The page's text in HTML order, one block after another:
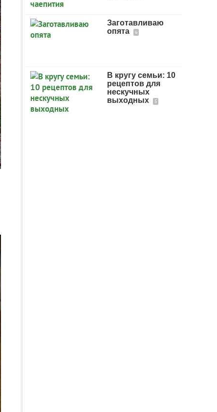
Заготавливаю
опята
6
В кругу семьи: 10
рецептов для
нескучных
выходных
5